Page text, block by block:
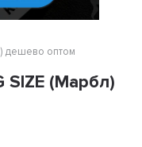
дешево оптом
SIZE (Марбл)